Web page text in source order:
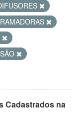
Cadastrados na